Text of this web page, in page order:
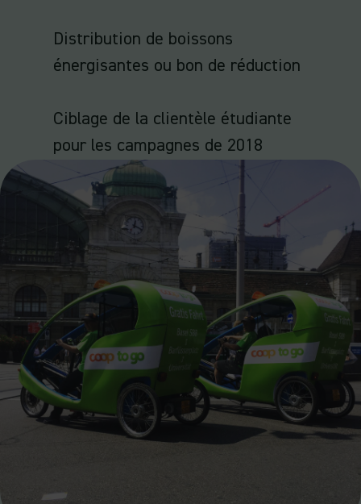
Distribution de boissons
énergisantes ou bon de réduction
Ciblage de la clientèle étudiante
pour les campagnes de 2018